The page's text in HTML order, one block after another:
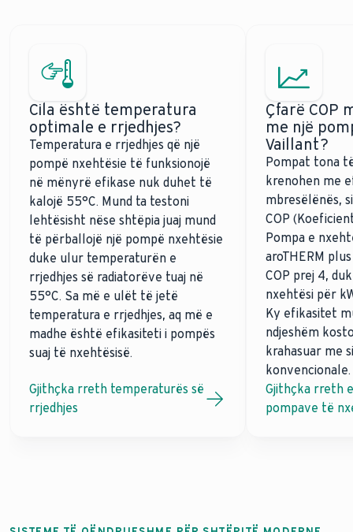
Cila është temperatura
optimale e rrjedhjes?
Temperatura e rrjedhjes që një
pompë nxehtësie të funksionojë
në mënyrë efikase nuk duhet të
kalojë 55°C. Mund ta testoni
lehtësisht nëse shtëpia juaj mund
të përballojë një pompë nxehtësie
duke ulur temperaturën e
rrjedhjes së radiatorëve tuaj në
55°C. Sa më e ulët të jetë
temperatura e rrjedhjes, aq më e
madhe është efikasiteti i pompës
suaj të nxehtësisë.
Gjithçka rreth temperaturës së
rrjedhjes
Çfarë COP
me një
Vaillant?
Pompat tona
krenohen me
mbresëlënës,
COP
Pompa e
aroTHERM
COP prej 4,
nxehtësi për
Ky efikasitet
ndjeshëm
krahasuar me
konvencionale.
Gjithçka rreth
pompave të